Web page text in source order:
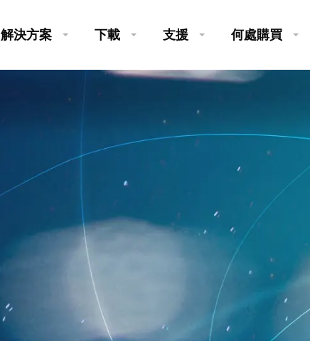
解決方案 下載 支援 何處購買